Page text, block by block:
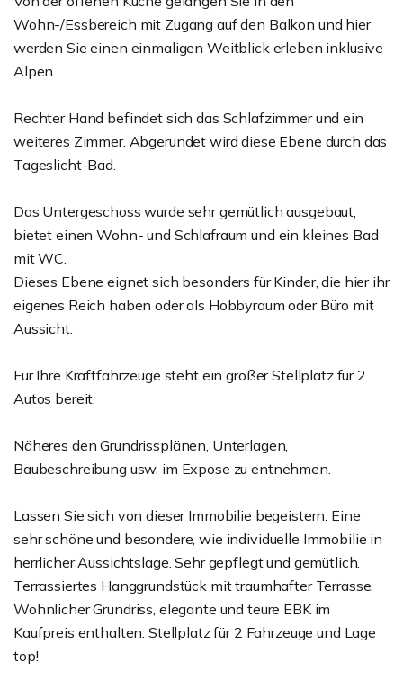
Wohn-/Essbereich mit Zugang auf den Balkon und hier
werden Sie einen einmaligen Weitblick erleben inklusive
Alpen.
Rechter Hand befindet sich das Schlafzimmer und ein
weiteres Zimmer. Abgerundet wird diese Ebene durch das
Tageslicht-Bad.
Das Untergeschoss wurde sehr gemütlich ausgebaut,
bietet einen Wohn- und Schlafraum und ein kleines Bad
mit WC.
Dieses Ebene eignet sich besonders für Kinder, die hier ihr
eigenes Reich haben oder als Hobbyraum oder Büro mit
Aussicht.
Für Ihre Kraftfahrzeuge steht ein großer Stellplatz für 2
Autos bereit.
Näheres den Grundrissplänen, Unterlagen,
Baubeschreibung usw. im Expose zu entnehmen.
Lassen Sie sich von dieser Immobilie begeistern: Eine
sehr schöne und besondere, wie individuelle Immobilie in
herrlicher Aussichtslage. Sehr gepflegt und gemütlich.
Terrassiertes Hanggrundstück mit traumhafter Terrasse.
Wohnlicher Grundriss, elegante und teure EBK im
Kaufpreis enthalten. Stellplatz für 2 Fahrzeuge und Lage
top!